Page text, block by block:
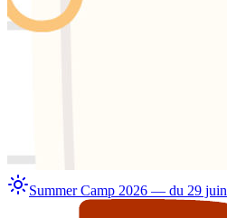
Summer Camp 2026 — du 29